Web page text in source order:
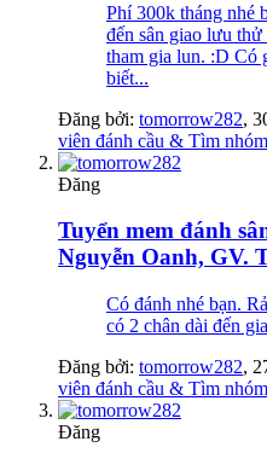
Phí 300k tháng nhé
đến sân giao lưu
tham gia lun. :D Có
biết...
Đăng bởi: tomorrow282,
viên đánh cầu & Tìm
Đăng
Tuyển mem đánh
Nguyễn Oanh, GV.
Có đánh nhé bạn.
có 2 chân dài đến
Đăng bởi: tomorrow282,
viên đánh cầu & Tìm
Đăng